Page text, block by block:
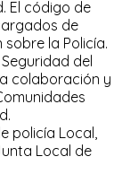
El código de
de
la Policía.
del
colaboración y
policía Local,
Local de